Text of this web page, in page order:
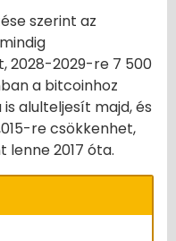
szerint az
2028-2029-re 7 500
a bitcoinhoz
alulteljesít majd, és
re csökkenhet,
lenne 2017 óta.